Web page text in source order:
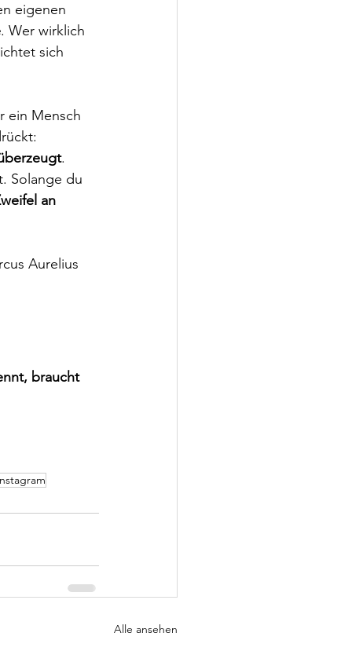
eigenen
. Wer wirklich
sich
ein Mensch
.
Solange du
an
Aurelius
braucht
Alle ansehen